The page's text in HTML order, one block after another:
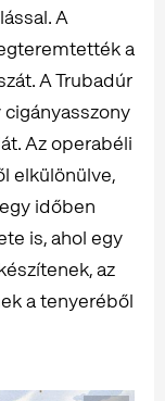
A
a
A Trubadúr
Az operabéli
elkülönülve,
időben
is, ahol egy
az
a tenyeréből